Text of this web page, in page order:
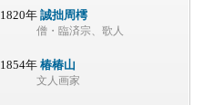
1820年 誠拙周樗
僧・臨済宗、歌人
1854年 椿椿山
文人画家